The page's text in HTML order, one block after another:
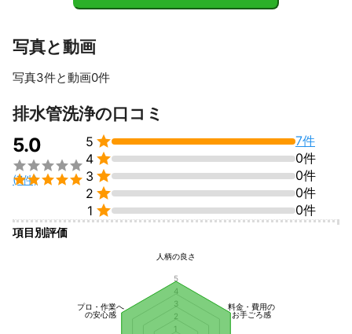
写真と動画
写真3件と動画0件
排水管洗浄の口コミ
5.0


(7件)
5 
7件
4 
0件
3 
0件
2 
0件
1  0件
項目別評価
人柄の良さ
料金・費用の
お手ごろ感
プロ・作業へ
の安心感
1
2
3
4
5